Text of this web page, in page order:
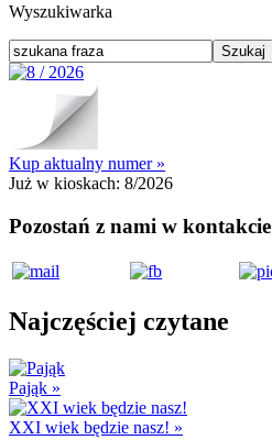
Wyszukiwarka
Kup aktualny numer »
Już w kioskach: 8/2026
Pozostań z nami w kontakcie
Najczęściej czytane
Pająk »
XXI wiek będzie nasz! »